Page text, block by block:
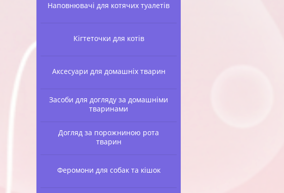
Наповнювачі для котячих туалетів
Кігтеточки для котів
Аксесуари для домашніх тварин
Засоби для догляду за домашніми
тваринами
Догляд за порожниною рота
тварин
Феромони для собак та кішок